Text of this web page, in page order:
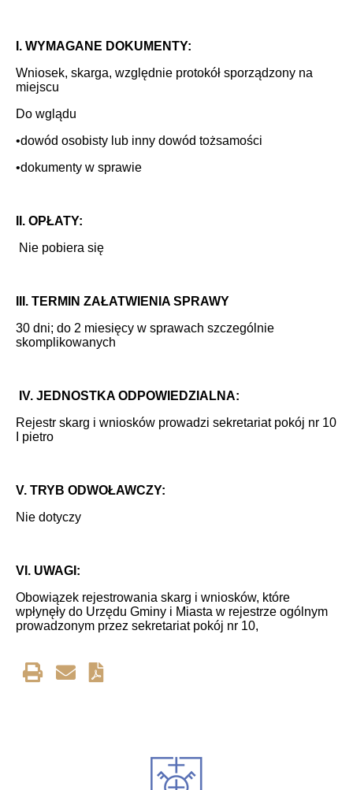
I. WYMAGANE DOKUMENTY:
Wniosek, skarga, względnie protokół sporządzony na
miejscu
Do wglądu
•dowód osobisty lub inny dowód tożsamości
•dokumenty w sprawie
II. OPŁATY:
Nie pobiera się
III. TERMIN ZAŁATWIENIA SPRAWY
30 dni; do 2 miesięcy w sprawach szczególnie
skomplikowanych
IV. JEDNOSTKA ODPOWIEDZIALNA:
Rejestr skarg i wniosków prowadzi sekretariat pokój nr 10
I pietro
V. TRYB ODWOŁAWCZY:
Nie dotyczy
VI. UWAGI:
Obowiązek rejestrowania skarg i wniosków, które
wpłynęły do Urzędu Gminy i Miasta w rejestrze ogólnym
prowadzonym przez sekretariat pokój nr 10,